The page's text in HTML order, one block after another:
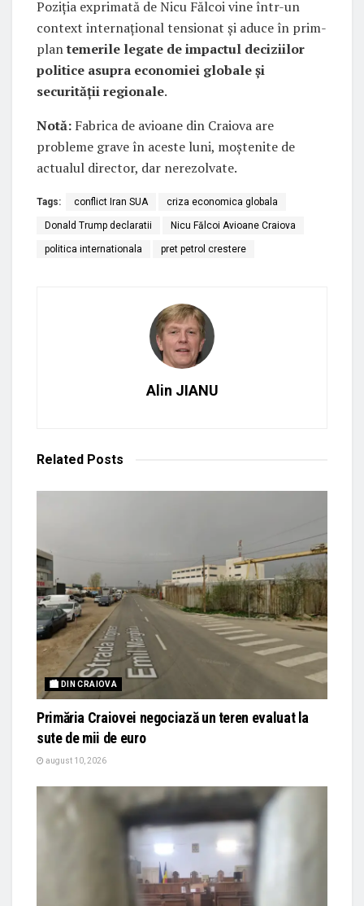
Poziția exprimată de Nicu Fălcoi vine într-un
context internațional tensionat și aduce în prim-
plantemerile legate de impactul deciziilor
politice asupra economiei globale și
securității regionale.
Notă: Fabrica de avioane din Craiova are
probleme grave în aceste luni, moștenite de
actualul director, dar nerezolvate.
Tags: conflict Iran SUA criza economica globala
Donald Trump declaratii Nicu Fălcoi Avioane Craiova
politica internationala pret petrol crestere
Alin JIANU
Related Posts
🏙 DIN CRAIOVA
Primăria Craiovei negociază un teren evaluat la
sute de mii de euro
august 10, 2026